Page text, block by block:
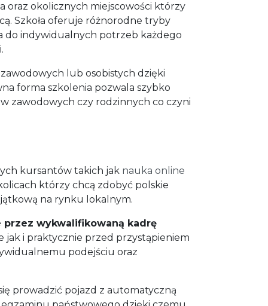
oraz okolicznych miejscowości którzy
Szkoła oferuje różnorodne tryby
do indywidualnych potrzeb każdego
lub osobistych dzięki
forma szkolenia pozwala szybko
zawodowych czy rodzinnych co czyni
kursantów takich jak nauka online
którzy chcą zdobyć polskie
na rynku lokalnym.
wykwalifikowaną kadrę
jak i praktycznie przed przystąpieniem
podejściu oraz
prowadzić pojazd z automatyczną